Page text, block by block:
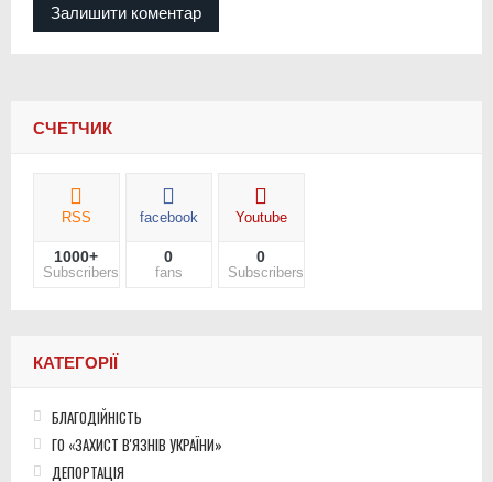
СЧЕТЧИК
RSS
1000+
Subscribers
facebook
0
fans
Youtube
0
Subscribers
КАТЕГОРІЇ
БЛАГОДІЙНІСТЬ
ГО «ЗАХИСТ В'ЯЗНІВ УКРАЇНИ»
ДЕПОРТАЦІЯ